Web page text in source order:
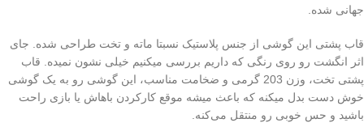
جهانی شده.
قاب پشتی این گوشی از جنس پلاستیک نسبتا ماته و تخت طراحی شده. جای
اثر انگشت رو روی رنگی که داریم بررسی میکنیم خیلی نشون نمیده. قاب
پشتی تخت، وزن 203 گرمی و ضخامت مناسب، این گوشی رو به یک گوشی
خوش دست بدل میکنه که باعث میشه موقع کارکردن باهاش یا بازی راحت
باشید و حس خوبی رو منتقل می‌کنه.